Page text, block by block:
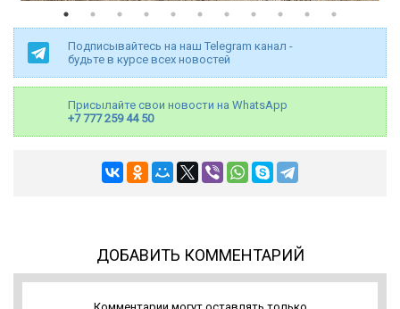
Подписывайтесь на наш Telegram канал -
будьте в курсе всех новостей
Присылайте свои новости на WhatsApp
+7 777 259 44 50
ДОБАВИТЬ КОММЕНТАРИЙ